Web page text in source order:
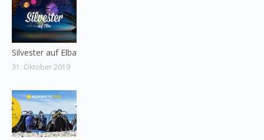
Silvester auf Elba
31. Oktober 2019